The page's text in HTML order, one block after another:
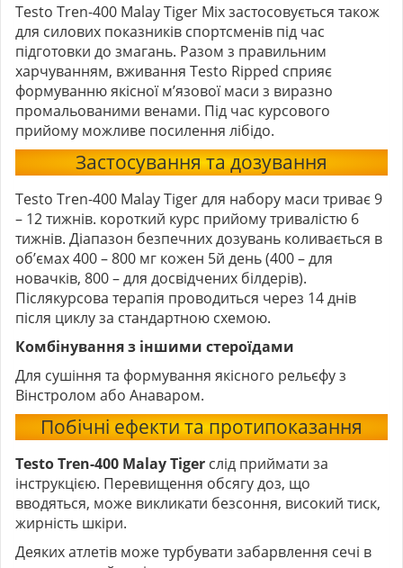
Testo Tren-400 Malay Tiger Mix застосовується також
для силових показників спортсменів під час
підготовки до змагань. Разом з правильним
харчуванням, вживання Testo Ripped сприяє
формуванню якісної м’язової маси з виразно
промальованими венами. Під час курсового
прийому можливе посилення лібідо.
Застосування та дозування
Testo Tren-400 Malay Tiger для набору маси триває 9
– 12 тижнів. короткий курс прийому тривалістю 6
тижнів. Діапазон безпечних дозувань коливається в
об’ємах 400 – 800 мг кожен 5й день (400 – для
новачків, 800 – для досвідчених білдерів).
Післякурсова терапія проводиться через 14 днів
після циклу за стандартною схемою.
Комбінування з іншими стероїдами
Для сушіння та формування якісного рельєфу з
Вінстролом або Анаваром.
Побічні ефекти та протипоказання
Testo Tren-400 Malay Tiger слід приймати за
інструкцією. Перевищення обсягу доз, що
вводяться, може викликати безсоння, високий тиск,
жирність шкіри.
Деяких атлетів може турбувати забарвлення сечі в